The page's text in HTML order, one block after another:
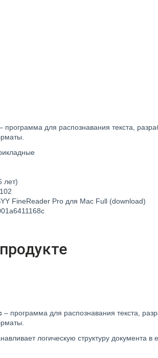
программа для распознавания текста,
лет)
FineReader Pro для Mac Full (download)
– программа для распознавания текста,
логическую структуру документа